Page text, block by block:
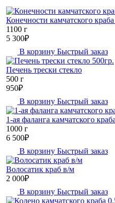
Конечности камчатского
1100 г
5 300₽
В корзину Быстрый заказ
Печень трески стекло
500 г
950₽
В корзину Быстрый заказ
1-ая фаланга камчатского
1000 г
6 500₽
В корзину Быстрый заказ
Волосатик краб в/м
2 000₽
В корзину Быстрый заказ